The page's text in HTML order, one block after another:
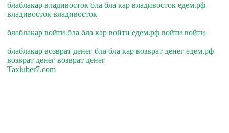
блаблакар владивосток бла бла кар владивосток едем.рф
владивосток владивосток
блаблакар войти бла бла кар войти едем.рф войти войти
блаблакар возврат денег бла бла кар возврат денег едем.рф
возврат денег возврат денег
Taxiuber7.com